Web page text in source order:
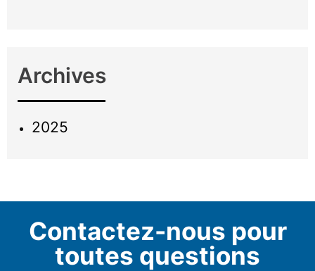
Archives
2025
Contactez-nous pour
toutes questions